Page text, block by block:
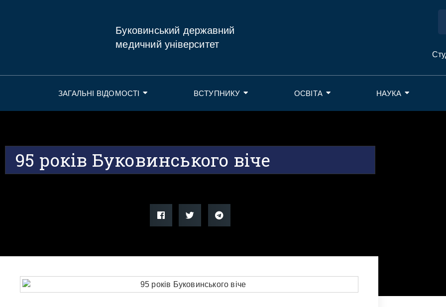
Буковинський державний
медичний університет
ЗАГАЛЬНІ ВІДОМОСТІ ВСТУПНИКУ ОСВІТА НАУКА
95 років Буковинського віче